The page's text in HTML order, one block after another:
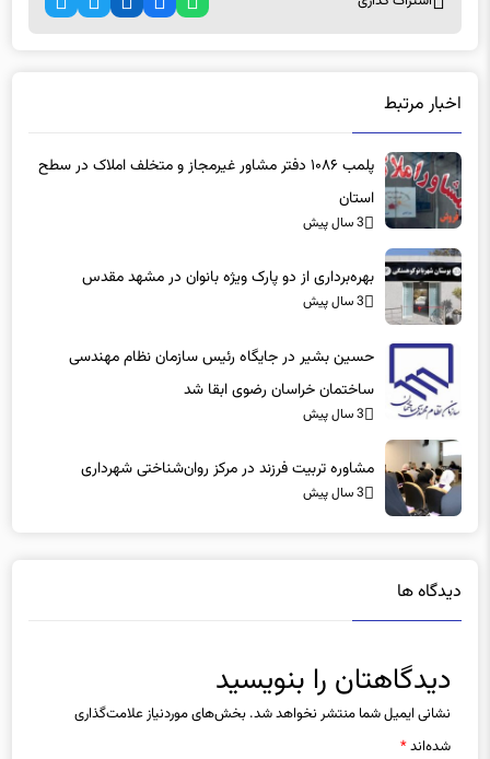
اخبار مرتبط
استان
بهره‌برداری از دو پارک ویژه بانوان در مشهد مقدس
حسین بشیر در جایگاه رئیس سازمان نظام مهندسی
ساختمان خراسان رضوی ابقا شد
مشاوره تربیت فرزند در مرکز روان‌شناختی شهرداری
دیدگاه ها
دیدگاهتان را بنویسید
نشانی ایمیل شما منتشر نخواهد شد.